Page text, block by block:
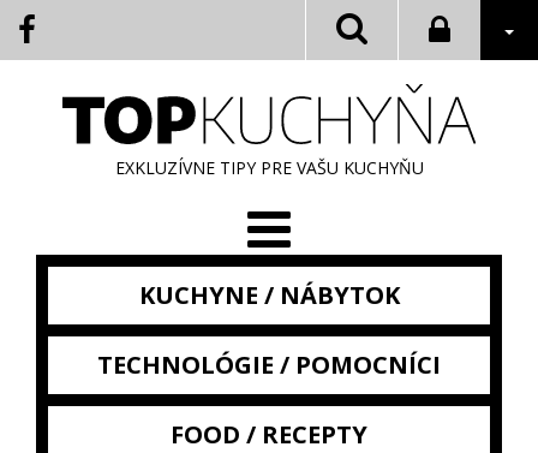
EXKLUZÍVNE TIPY PRE VAŠU KUCHYŇU
KUCHYNE / NÁBYTOK
TECHNOLÓGIE / POMOCNÍCI
FOOD / RECEPTY